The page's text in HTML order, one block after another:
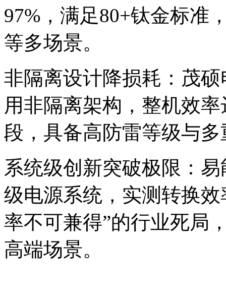
97%‌，满足80+钛金标准
等多场景。
非隔离设计降损耗‌：茂
用非隔离架构，整机效
段，具备高防雷等级与
系统级创新突破极限‌：
级电源系统，实测转换
率不可兼得”的行业死局
高端场景。